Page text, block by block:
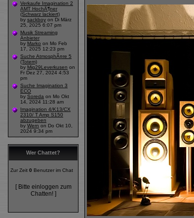
Verkaufe Imagination 2
AMT HochÃ¶ner
(Schwarz lackiert)
by sackboy on Di März
25, 2025 6:07 pm
Musik Streaming
Anbieter
by Marko on Mo Feb
17, 2025 12:23 pm
Suche AtmosphÃ¤re 5
(Totem)
by Mig29Leverkusen on
Fr Dez 27, 2024 4:53
pm
Suche Imagination 3
ECO
by Soreda on Mo Okt
14, 2024 11:28 am
Imagination 4/K13/CX
2310/ T Amp S150
abzugeben
by Wern on Do Okt 10,
2024 9:34 pm
Wer Chattet?
Zur Zeit 0 Benutzer im Chat
[ Bitte einloggen zum
Chatten! ]